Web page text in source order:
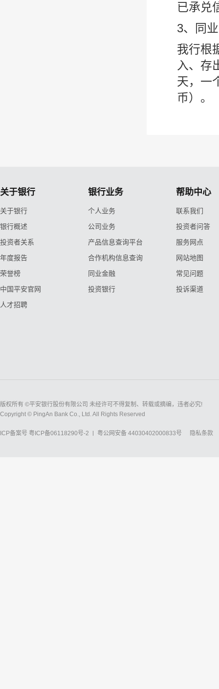
已承兑
3、同
我行根
入、存
天，一
币）。
关于银行
关于银行
银行概述
投资者关系
年度报告
荣誉榜
中国平安官网
人才招聘
银行业务
个人业务
公司业务
产品信息查询平台
合作机构信息查询
同业金融
投资银行
帮助中心
联系我们
投资者问答
服务网点
网站地图
常见问题
投诉渠道
版权所有 ©平安银行股份有限公司 未经许可不得复制、转载或摘编，违者必究!
Copyright © PingAn Bank Co., Ltd. All Rights Reserved
ICP备案号 粤ICP备06118290号-2 粤公网安备 44030402000833号 隐私条款